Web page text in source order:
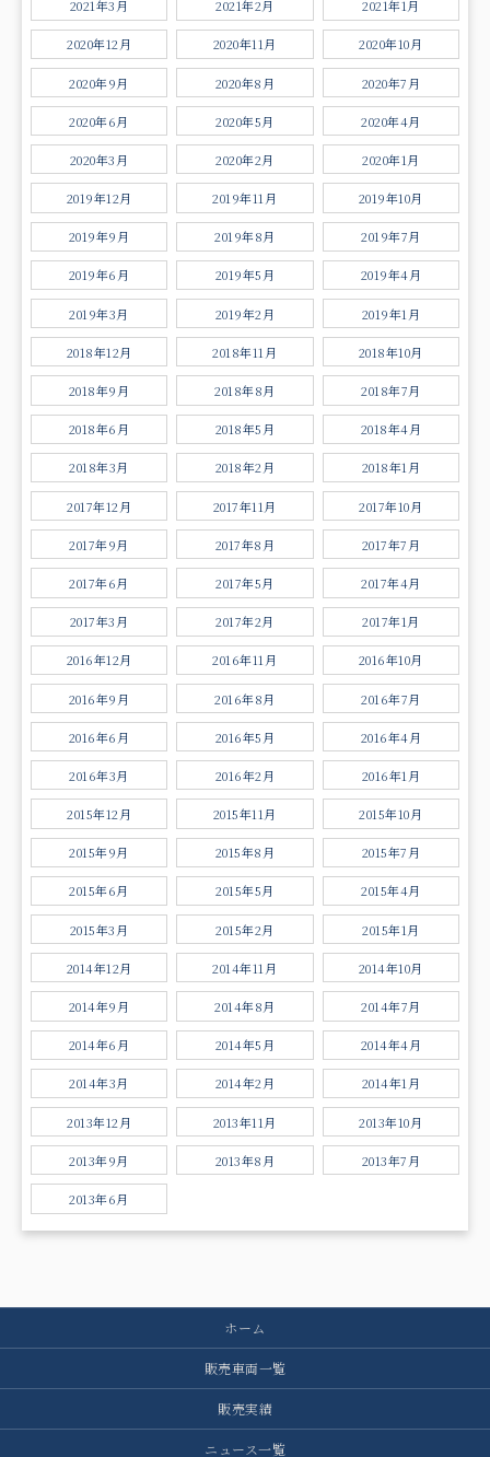
2021年3月 2021年2月 2021年1月
2020年12月 2020年11月 2020年10月
2020年9月 2020年8月 2020年7月
2020年6月 2020年5月 2020年4月
2020年3月 2020年2月 2020年1月
2019年12月 2019年11月 2019年10月
2019年9月 2019年8月 2019年7月
2019年6月 2019年5月 2019年4月
2019年3月 2019年2月 2019年1月
2018年12月 2018年11月 2018年10月
2018年9月 2018年8月 2018年7月
2018年6月 2018年5月 2018年4月
2018年3月 2018年2月 2018年1月
2017年12月 2017年11月 2017年10月
2017年9月 2017年8月 2017年7月
2017年6月 2017年5月 2017年4月
2017年3月 2017年2月 2017年1月
2016年12月 2016年11月 2016年10月
2016年9月 2016年8月 2016年7月
2016年6月 2016年5月 2016年4月
2016年3月 2016年2月 2016年1月
2015年12月 2015年11月 2015年10月
2015年9月 2015年8月 2015年7月
2015年6月 2015年5月 2015年4月
2015年3月 2015年2月 2015年1月
2014年12月 2014年11月 2014年10月
2014年9月 2014年8月 2014年7月
2014年6月 2014年5月 2014年4月
2014年3月 2014年2月 2014年1月
2013年12月 2013年11月 2013年10月
2013年9月 2013年8月 2013年7月
2013年6月
ホーム
販売車両一覧
販売実績
ニュース一覧